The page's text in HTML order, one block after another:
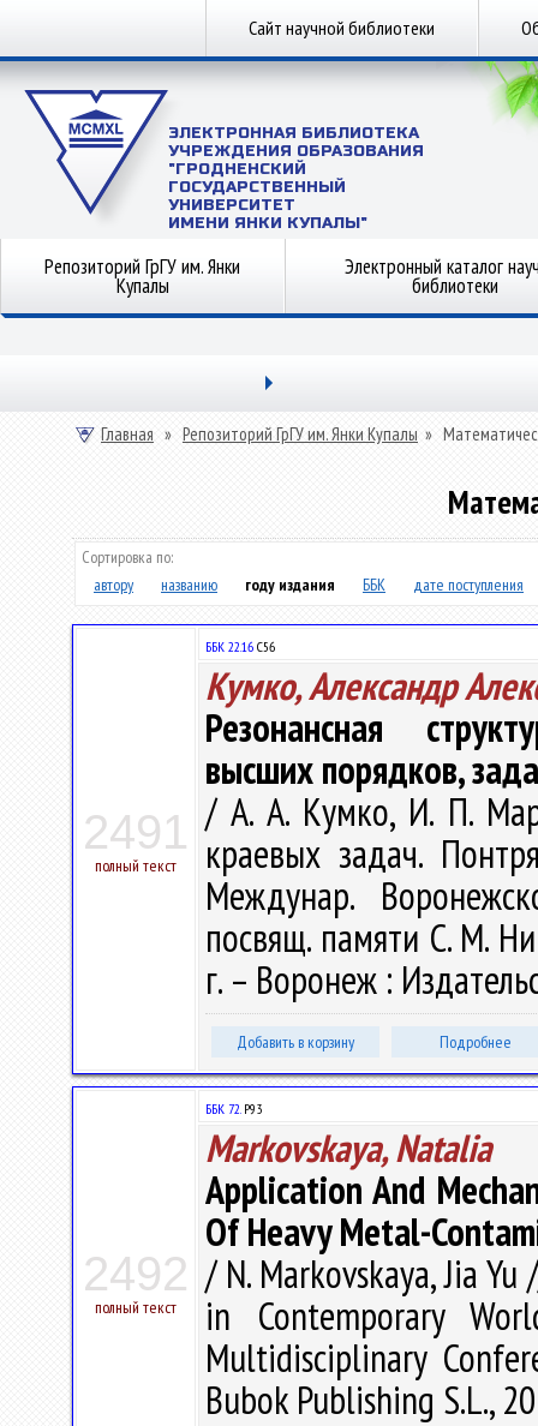
Сайт научной библиотеки
ЭЛЕКТРОННАЯ БИБЛИОТЕКА
УЧРЕЖДЕНИЯ ОБРАЗОВАНИЯ
"ГРОДНЕНСКИЙ
ГОСУДАРСТВЕННЫЙ
УНИВЕРСИТЕТ
ИМЕНИ ЯНКИ КУПАЛЫ"
Репозиторий ГрГУ им. Янки
Купалы
Электронный каталог
библиотеки
Главная » Репозиторий ГрГУ им. Янки Купалы »
Сортировка по:
автору
названию году издания ББК дате поступления
2491
полный текст
ББК 22.16 С56
Кумко, Александр
Резонансная
высших порядков,
/ А. А. Кумко, И. П.
краевых задач.
Междунар.
посвящ. памяти С. М.
г. – Воронеж :
Добавить в корзину Подробнее
2492
полный текст
ББК 72.P93
Markovskaya, Natalia
Application And
Of Heavy Metal-
/ N. Markovskaya, Jia
in Contemporary
Multidisciplinary
Bubok Publishing S.L.,